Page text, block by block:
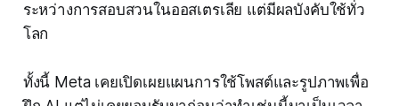
ระหว่างการสอบสวนในออสเตรเลีย แต่มีผลบังคับใช้ทั่ว
โลก
ทั้งนี้ Meta เคยเปิดเผยแผนการใช้โพสต์และรูปภาพเพื่อ